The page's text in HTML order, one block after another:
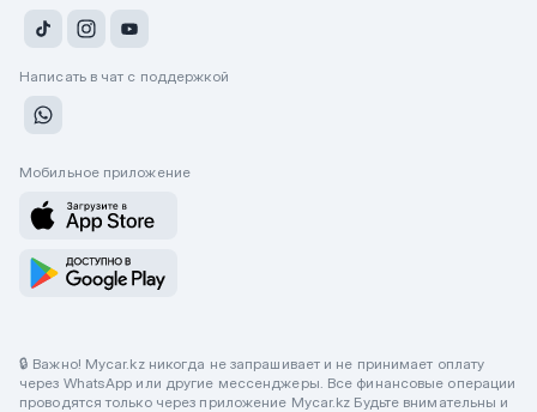
Написать в чат с поддержкой
Мобильное приложение
🔒 Важно! Mycar.kz никогда не запрашивает и не принимает оплату
через WhatsApp или другие мессенджеры. Все финансовые операции
проводятся только через приложение Mycar.kz Будьте внимательны и